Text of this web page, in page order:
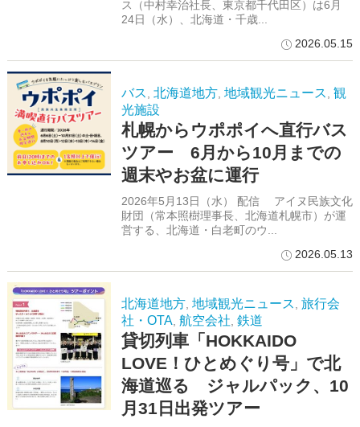
ス（中村幸治社長、東京都千代田区）は6月
24日（水）、北海道・千歳...
2026.05.15
バス, 北海道地方, 地域観光ニュース, 観
光施設
札幌からウポポイへ直行バス
ツアー 6月から10月までの
週末やお盆に運行
2026年5月13日（水） 配信 アイヌ民族文化
財団（常本照樹理事長、北海道札幌市）が運
営する、北海道・白老町のウ...
2026.05.13
北海道地方, 地域観光ニュース, 旅行会
社・OTA, 航空会社, 鉄道
貸切列車「HOKKAIDO
LOVE！ひとめぐり号」で北
海道巡る ジャルパック、10
月31日出発ツアー